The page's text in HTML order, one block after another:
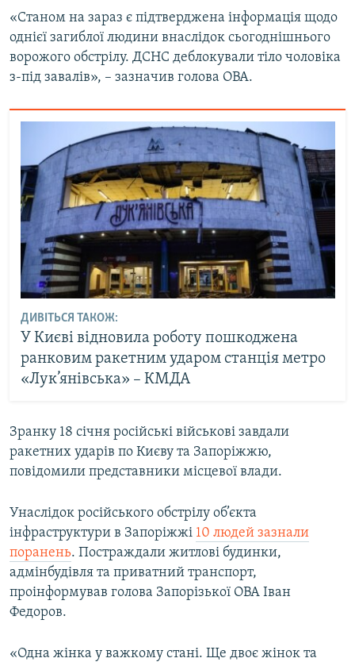
Усі сайти RFE/RL
«Станом на зараз є підтверджена інформація щодо
однієї загиблої людини внаслідок сьогоднішнього
ворожого обстрілу. ДСНС деблокували тіло чоловіка
з-під завалів», – зазначив голова ОВА.
ДИВІТЬСЯ ТАКОЖ:
У Києві відновила роботу пошкоджена
ранковим ракетним ударом станція метро
«Лук’янівська» – КМДА
Зранку 18 січня російські військові завдали
ракетних ударів по Києву та Запоріжжю,
повідомили представники місцевої влади.
Унаслідок російського обстрілу об’єкта
інфраструктури в Запоріжжі 10 людей зазнали
поранень. Постраждали житлові будинки,
адмінбудівля та приватний транспорт,
проінформував голова Запорізької ОВА Іван
Федоров.
«Одна жінка у важкому стані. Ще двоє жінок та